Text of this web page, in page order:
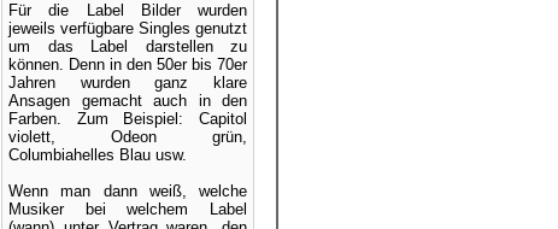
Für die Label Bilder wurden
jeweils verfügbare Singles genutzt
um das Label darstellen zu
können. Denn in den 50er bis 70er
Jahren wurden ganz klare
Ansagen gemacht auch in den
Farben. Zum Beispiel: Capitol
violett, Odeon grün,
Columbiahelles Blau usw.
Wenn man dann weiß, welche
Musiker bei welchem Label